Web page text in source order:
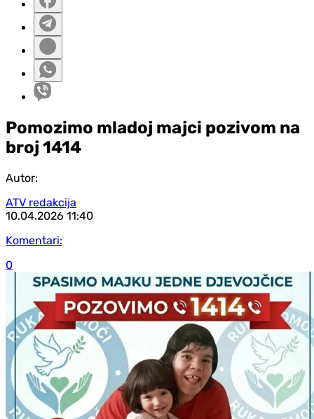
Pomozimo mladoj majci pozivom na
broj 1414
Autor:
ATV redakcija
10.04.2026 11:40
Komentari:
0